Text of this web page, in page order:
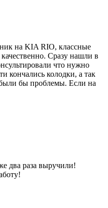
на KIA RIO, классные
Сразу нашли в
что нужно
кончались колодки, а так
бы проблемы. Если на
два раза выручили!